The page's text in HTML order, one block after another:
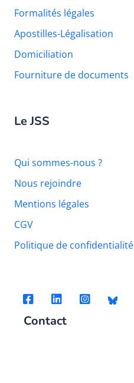
Formalités légales
Apostilles-Légalisation
Domiciliation
Fourniture de documents
Le JSS
Qui sommes-nous ?
Nous rejoindre
Mentions légales
CGV
Politique de confidentialité
Contact